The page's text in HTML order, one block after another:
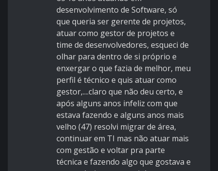
desenvolvimento de Software, só
que queria ser gerente de projetos,
atuar como gestor de projetos e
time de desenvolvedores, esqueci de
olhar para dentro de si próprio e
enxergar o que fazia de melhor, meu
perfil é técnico e quis atuar como
gestor,....claro que não deu certo, e
após alguns anos infeliz com que
estava fazendo e alguns anos mais
velho (47) resolvi migrar de área,
continuar em TI mas não atuar mais
com gestão e voltar pra parte
técnica e fazendo algo que gostava e